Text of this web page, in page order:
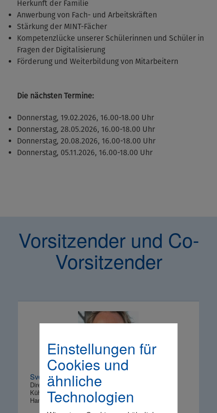
Einstellungen für
Cookies und
ähnliche
Technologien
Herkunft der Familie
Anwerbung von Fach- und Arbeitskräften
Stärkung der MINT-Fächer
Kompetenzlücke unserer Schülerinnen und Schüler in
Fragen der Digitalisierung
Förderung und Weiterbildung von Mitarbeitern
Die nächsten Termine:
Donnerstag, 19.02.2026, 16.00-18.00 Uhr
Donnerstag, 28.05.2026, 16.00-18.00 Uhr
Donnerstag, 20.08.2026, 16.00-18.00 Uhr
Donnerstag, 05.11.2026, 16.00-18.00 Uhr
Vorsitzender und Co-
Vorsitzender
Sven Donat
Director
Kühne Logistics University
Hamburg